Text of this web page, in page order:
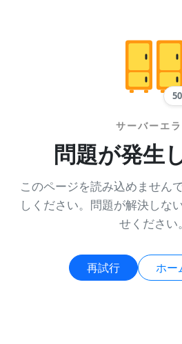
サーバーエ
問題が発生
このページを読み込めません
しください。問題が解決しな
せください。
再試行 ホー